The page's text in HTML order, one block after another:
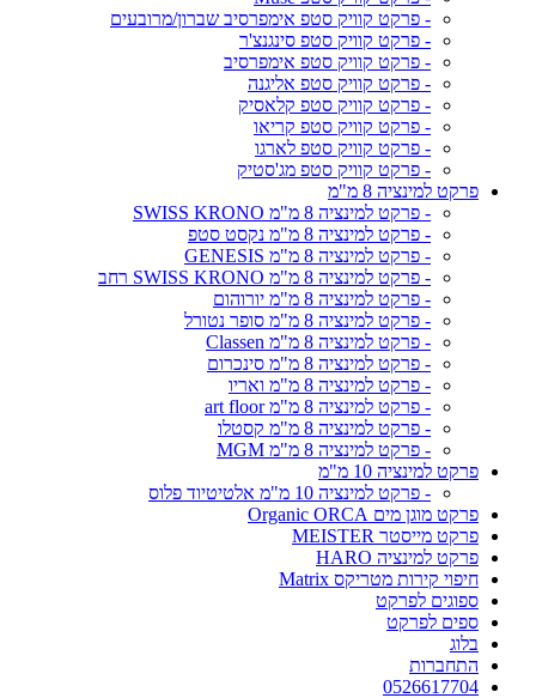
- פרקט קוויק סטפ אימפרסיב שברון/מרובעים
- פרקט קוויק סטפ סינגנצ'ר
- פרקט קוויק סטפ אימפרסיב
- פרקט קוויק סטפ אליגנה
- פרקט קוויק סטפ קלאסיק
- פרקט קוויק סטפ קריאו
- פרקט קוויק סטפ לארגו
- פרקט קוויק סטפ מג'סטיק
פרקט למינציה 8 מ"מ
- פרקט למינציה 8 מ"מ SWISS KRONO
- פרקט למינציה 8 מ"מ נקסט סטפ
- פרקט למינציה 8 מ"מ GENESIS
- פרקט למינציה 8 מ"מ SWISS KRONO רחב
- פרקט למינציה 8 מ"מ יורוהום
- פרקט למינציה 8 מ"מ סופר נטורל
- פרקט למינציה 8 מ"מ Classen
- פרקט למינציה 8 מ"מ סינכרום
- פרקט למינציה 8 מ"מ ואריו
- פרקט למינציה 8 מ"מ art floor
- פרקט למינציה 8 מ"מ קסטלו
- פרקט למינציה 8 מ"מ MGM
פרקט למינציה 10 מ"מ
- פרקט למינציה 10 מ"מ אלטיטיוד פלוס
פרקט מוגן מים Organic ORCA
פרקט מייסטר MEISTER
פרקט למינציה HARO
חיפוי קירות מטריקס Matrix
ספוגים לפרקט
ספים לפרקט
בלוג
התחברות
0526617704